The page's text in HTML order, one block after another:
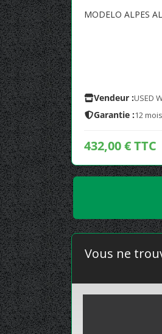
MODELO ALPES
Vendeur :USED
Garantie :12 mois
432,00 € TTC
Vous ne